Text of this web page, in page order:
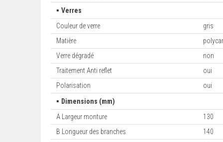
▪Verres
Couleur de verre
gris
Matière
Verre dégradé
non
Traitement Anti reflet
oui
Polarisation
oui
▪ Dimensions (mm)
A Largeur monture
130
B Longueur des branches
140